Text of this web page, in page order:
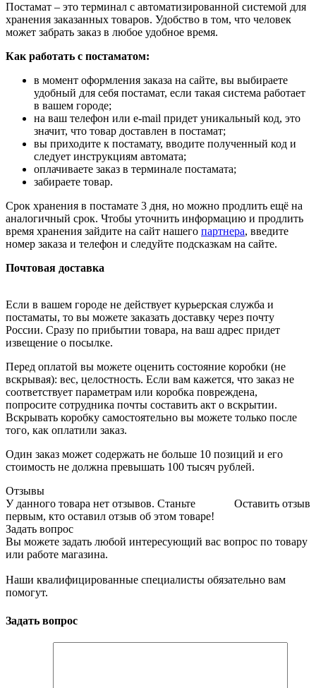
Постамат – это терминал с автоматизированной системой для
хранения заказанных товаров. Удобство в том, что человек
может забрать заказ в любое удобное время.
Как работать с постаматом:
в момент оформления заказа на сайте, вы выбираете
удобный для себя постамат, если такая система работает
в вашем городе;
на ваш телефон или e-mail придет уникальный код, это
значит, что товар доставлен в постамат;
вы приходите к постамату, вводите полученный код и
следует инструкциям автомата;
оплачиваете заказ в терминале постамата;
забираете товар.
Срок хранения в постамате 3 дня, но можно продлить ещё на
аналогичный срок. Чтобы уточнить информацию и продлить
время хранения зайдите на сайт нашего партнера, введите
номер заказа и телефон и следуйте подсказкам на сайте.
Почтовая доставка
Если в вашем городе не действует курьерская служба и
постаматы, то вы можете заказать доставку через почту
России. Сразу по прибытии товара, на ваш адрес придет
извещение о посылке.
Перед оплатой вы можете оценить состояние коробки (не
вскрывая): вес, целостность. Если вам кажется, что заказ не
соответствует параметрам или коробка повреждена,
попросите сотрудника почты составить акт о вскрытии.
Вскрывать коробку самостоятельно вы можете только после
того, как оплатили заказ.
Один заказ может содержать не больше 10 позиций и его
стоимость не должна превышать 100 тысяч рублей.
Отзывы
Оставить отзыв
У данного товара нет отзывов. Станьте
первым, кто оставил отзыв об этом товаре!
Задать вопрос
Вы можете задать любой интересующий вас вопрос по товару
или работе магазина.
Наши квалифицированные специалисты обязательно вам
помогут.
Задать вопрос